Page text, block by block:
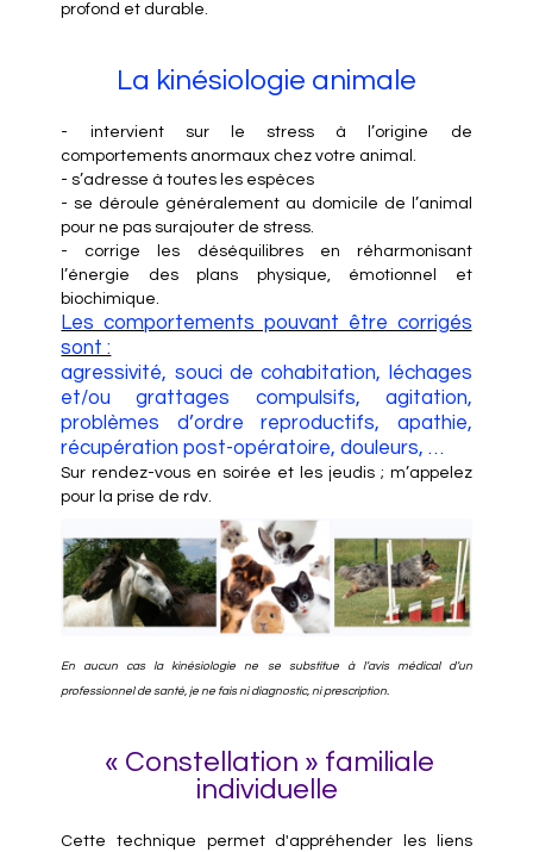
profond et durable.
La kinésiologie animale
- intervient sur le stress à l’origine de
comportements anormaux chez votre animal.
- s’adresse à toutes les espèces
- se déroule généralement au domicile de l’animal
pour ne pas surajouter de stress.
- corrige les déséquilibres en réharmonisant
l’énergie des plans physique, émotionnel et
biochimique.
Les comportements pouvant être corrigés
sont :
agressivité, souci de cohabitation, léchages
et/ou grattages compulsifs, agitation,
problèmes d’ordre reproductifs, apathie,
récupération post-opératoire, douleurs, …
Sur rendez-vous en soirée et les jeudis ; m’appelez
pour la prise de rdv.
En aucun cas la kinésiologie ne se substitue à l’avis médical d’un
professionnel de santé, je ne fais ni diagnostic, ni prescription.
« Constellation » familiale
individuelle
Cette technique permet d'appréhender les liens